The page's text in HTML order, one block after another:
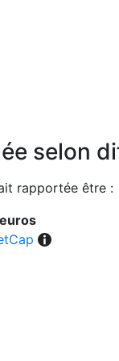
selon
rapportée être :